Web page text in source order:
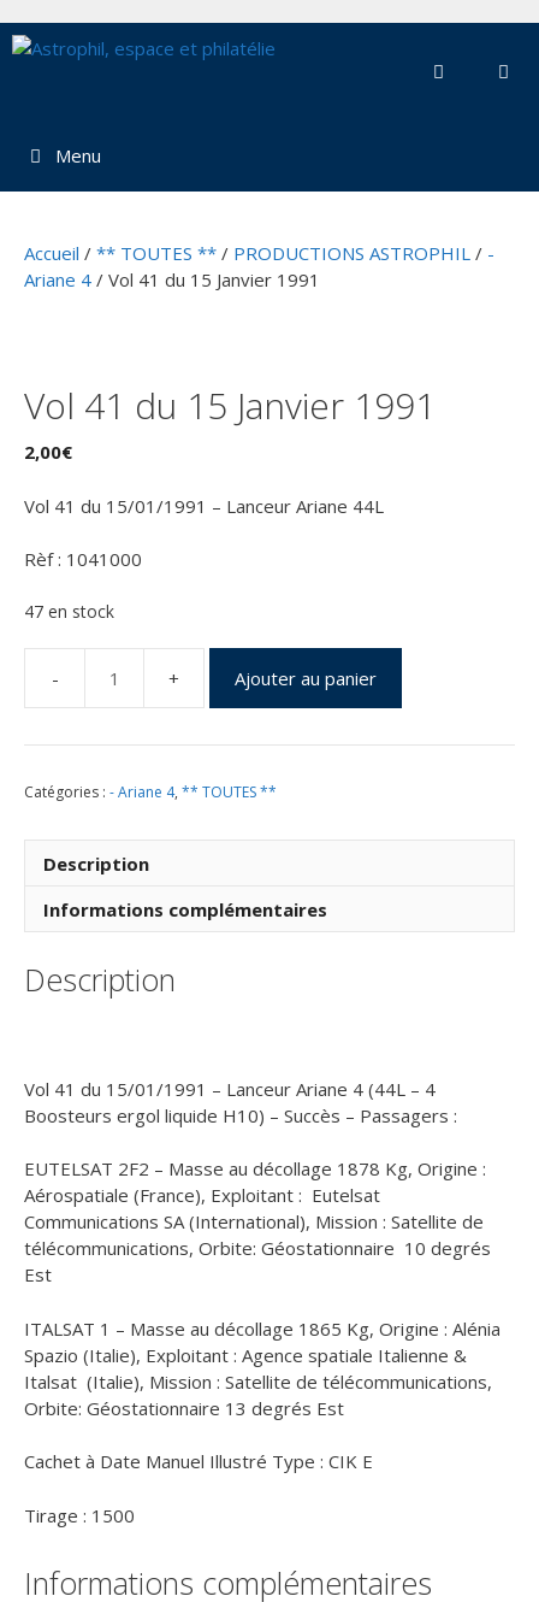
au
Menu
Accueil / ** TOUTES ** / PRODUCTIONS ASTROPHIL / -
Ariane 4 / Vol 41 du 15 Janvier 1991
Vol 41 du 15 Janvier 1991
2,00€
Vol 41 du 15/01/1991 – Lanceur Ariane 44L
Rèf : 1041000
47 en stock
quantité
de
Vol
du
Ajouter au panier
Catégories : - Ariane 4, ** TOUTES **
Description
Informations complémentaires
Description
Vol 41 du 15/01/1991 – Lanceur Ariane 4 (44L – 4
Boosteurs ergol liquide H10) – Succès – Passagers :
EUTELSAT 2F2 – Masse au décollage 1878 Kg, Origine :
Aérospatiale (France), Exploitant : Eutelsat
Communications SA (International), Mission : Satellite de
télécommunications, Orbite: Géostationnaire 10 degrés
Est
ITALSAT 1 – Masse au décollage 1865 Kg, Origine : Alénia
Spazio (Italie), Exploitant : Agence spatiale Italienne &
Italsat (Italie), Mission : Satellite de télécommunications,
Orbite: Géostationnaire 13 degrés Est
Cachet à Date Manuel Illustré Type : CIK E
Tirage : 1500
Informations complémentaires